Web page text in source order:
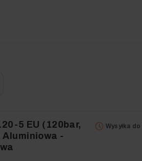
5 EU (120bar,
Aluminiowa -
Wysyłka do